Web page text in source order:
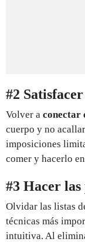
#2
Volver a conectar
cuerpo y no
imposiciones
comer y hacerlo
#3 Hacer las
Olvidar las listas
técnicas más
intuitiva. Al